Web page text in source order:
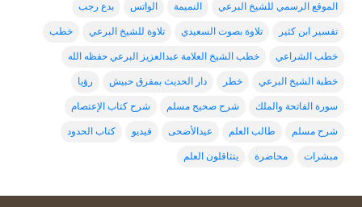
الموقع الرسمي للشيخ البرعي النميمة الواتس بدع رجب
تفسير ابن كثير تلاوة بصوت السعيدي تلاوة للشيخ البرعي خطب
خطب الشراعي خطب الشيخ العلامة عبدالعزيز البرعي حفظه الله
خطبة الشيخ البرعي خطر دار الحديث بمفرق حبيش رؤيا
سورة الفاتحة والملك شرح صحيح مسلم شرح كتاب الإعتصام
شرح مسلم طالب العلم عيدالأضحى فيديو كتاب الحدود
مبشرات محاضرة يتثاقلون العلم